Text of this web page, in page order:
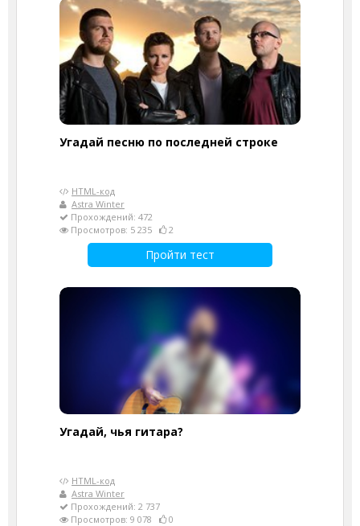
Угадай песню по последней строке
HTML-код
Astra Winter
Прохождений: 472
Просмотров: 5 235
2
Пройти тест
Угадай, чья гитара?
HTML-код
Astra Winter
Прохождений: 2 737
Просмотров: 9 078
0